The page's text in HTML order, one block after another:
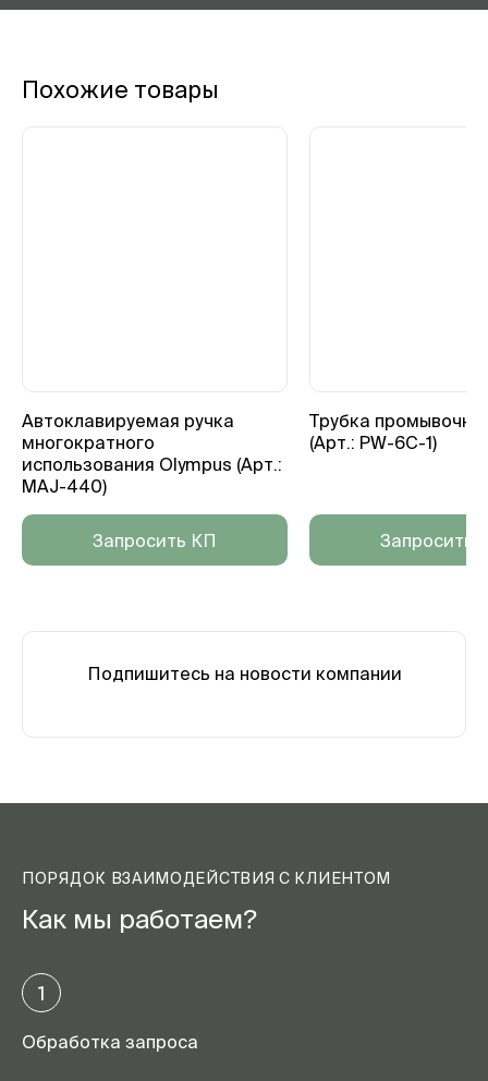
Похожие товары
Автоклавируемая ручка
многократного
использования Olympus (Арт.:
MAJ-440)
Запросить КП
Трубка
(Арт.: PW-6C-1)
Запросить
Подпишитесь на новости компании
ПОРЯДОК ВЗАИМОДЕЙСТВИЯ С КЛИЕНТОМ
Как мы работаем?
1
Обработка запроса